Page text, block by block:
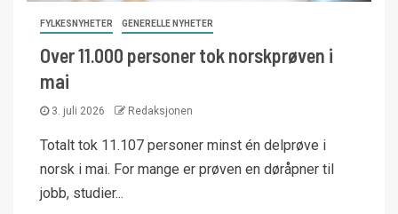
FYLKESNYHETER GENERELLE NYHETER
Over 11.000 personer tok norskprøven i
mai
3. juli 2026 Redaksjonen
Totalt tok 11.107 personer minst én delprøve i
norsk i mai. For mange er prøven en døråpner til
jobb, studier...